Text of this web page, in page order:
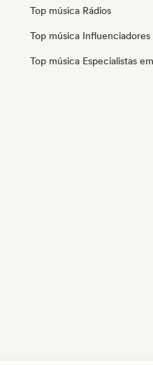
Top música Rádios
Top música Influenciadores
Top música Especialistas